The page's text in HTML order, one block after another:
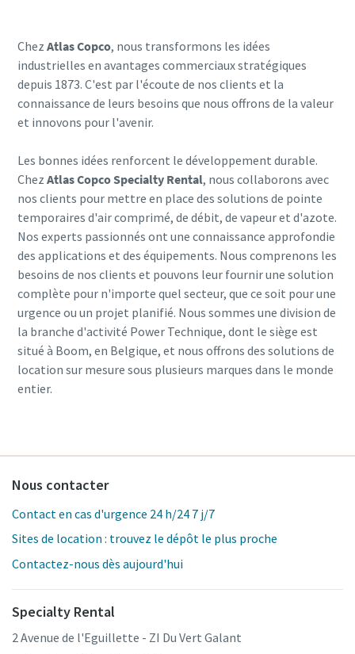
Chez Atlas Copco, nous transformons les idées
industrielles en avantages commerciaux stratégiques
depuis 1873. C'est par l'écoute de nos clients et la
connaissance de leurs besoins que nous offrons de la valeur
et innovons pour l'avenir.
Les bonnes idées renforcent le développement durable.
Chez Atlas Copco Specialty Rental, nous collaborons avec
nos clients pour mettre en place des solutions de pointe
temporaires d'air comprimé, de débit, de vapeur et d'azote.
Nos experts passionnés ont une connaissance approfondie
des applications et des équipements. Nous comprenons les
besoins de nos clients et pouvons leur fournir une solution
complète pour n'importe quel secteur, que ce soit pour une
urgence ou un projet planifié. Nous sommes une division de
la branche d'activité Power Technique, dont le siège est
situé à Boom, en Belgique, et nous offrons des solutions de
location sur mesure sous plusieurs marques dans le monde
entier.
Nous contacter
Contact en cas d'urgence 24 h/24 7 j/7
Sites de location : trouvez le dépôt le plus proche
Contactez-nous dès aujourd'hui
Specialty Rental
2 Avenue de l'Eguillette - ZI Du Vert Galant